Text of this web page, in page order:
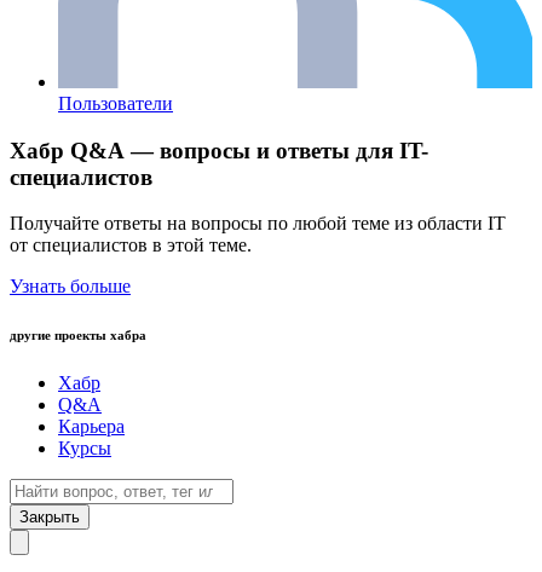
Пользователи
Хабр Q&A — вопросы и ответы для IT-
специалистов
Получайте ответы на вопросы по любой теме из области IT
от специалистов в этой теме.
Узнать больше
другие проекты хабра
Хабр
Q&A
Карьера
Курсы
Закрыть